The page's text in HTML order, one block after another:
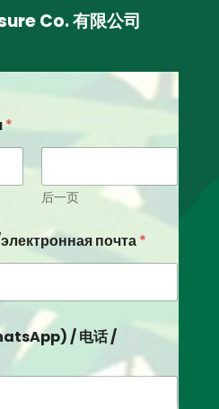
Co. 有限公司
*
后一页
почта*
/ 电话 /